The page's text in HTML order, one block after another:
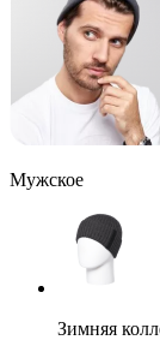
Мужское
Зимняя